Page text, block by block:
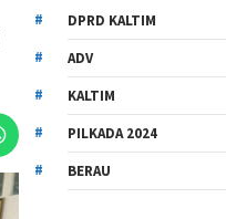
DPRD KALTIM
ADV
KALTIM
PILKADA 2024
BERAU